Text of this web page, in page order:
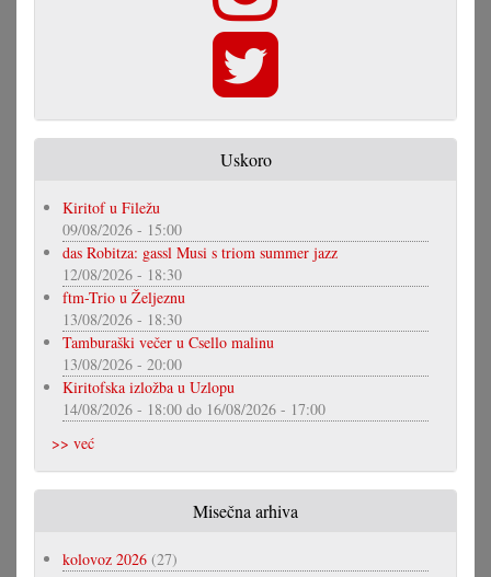
Uskoro
Kiritof u Filežu
09/08/2026 - 15:00
das Robitza: gassl Musi s triom summer jazz
12/08/2026 - 18:30
ftm-Trio u Željeznu
13/08/2026 - 18:30
Tamburaški večer u Csello malinu
13/08/2026 - 20:00
Kiritofska izložba u Uzlopu
14/08/2026 - 18:00 do 16/08/2026 - 17:00
>> već
Misečna arhiva
kolovoz 2026 (27)